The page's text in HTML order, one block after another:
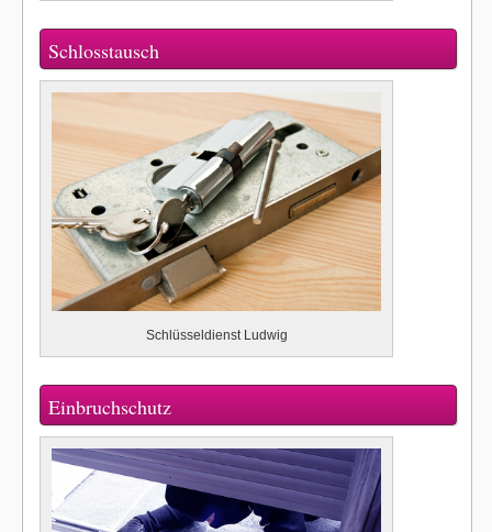
Schlosstausch
Schlüsseldienst Ludwig
Einbruchschutz